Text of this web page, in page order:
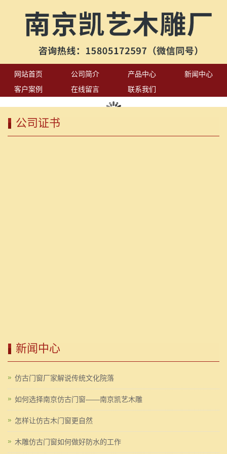
网站首页 公司简介 产品中心
新闻中心
客户案例
在线留言 联系我们
公司证书
新闻中心
仿古门窗厂家解说传统文化院落
如何选择南京仿古门窗——南京凯艺木雕
怎样让仿古木门窗更自然
木雕仿古门窗如何做好防水的工作